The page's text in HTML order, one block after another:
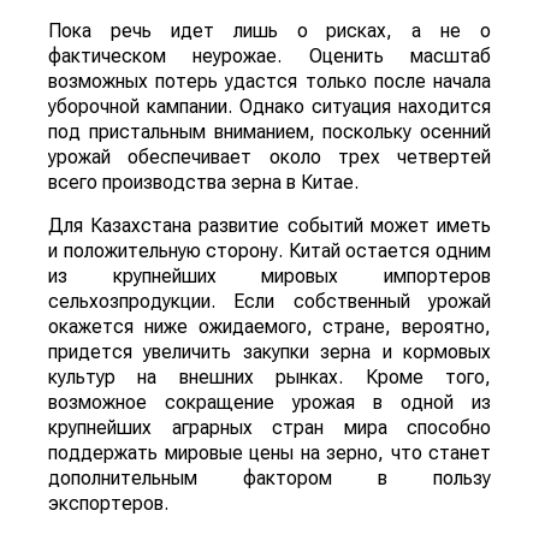
Пока речь идет лишь о рисках, а не о
фактическом неурожае. Оценить масштаб
возможных потерь удастся только после начала
уборочной кампании. Однако ситуация находится
под пристальным вниманием, поскольку осенний
урожай обеспечивает около трех четвертей
всего производства зерна в Китае.
Для Казахстана развитие событий может иметь
и положительную сторону. Китай остается одним
из крупнейших мировых импортеров
сельхозпродукции. Если собственный урожай
окажется ниже ожидаемого, стране, вероятно,
придется увеличить закупки зерна и кормовых
культур на внешних рынках. Кроме того,
возможное сокращение урожая в одной из
крупнейших аграрных стран мира способно
поддержать мировые цены на зерно, что станет
дополнительным фактором в пользу
экспортеров.